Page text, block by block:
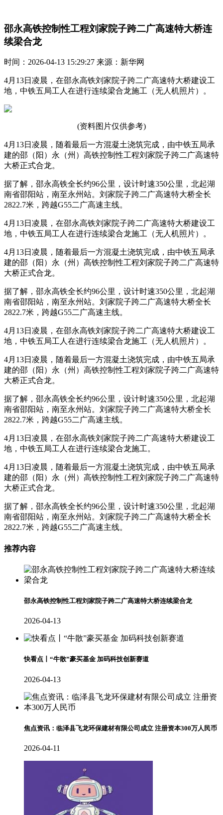
邵永高铁控制性工程刘家院子跨二广高速特大桥连
续梁合龙
时间：2026-04-13 15:29:27 来源：新华网
4月13日凌晨，在邵永高铁刘家院子跨二广高速特大桥建设工
地，中铁五局工人在进行连续梁合龙施工（无人机照片）。
(资料图片仅供参考)
4月13日凌晨，随着最后一方混凝土浇筑完成，由中铁五局承
建的邵（阳）永（州）高铁控制性工程刘家院子跨二广高速特
大桥正式合龙。
据了解，邵永高铁全长约96公里，设计时速350公里，北起湖
南省邵阳站，南至永州站。刘家院子跨二广高速特大桥全长
2822.7米，跨越G55二广高速主线。
4月13日凌晨，在邵永高铁刘家院子跨二广高速特大桥建设工
地，中铁五局工人在进行连续梁合龙施工（无人机照片）。
4月13日凌晨，随着最后一方混凝土浇筑完成，由中铁五局承
建的邵（阳）永（州）高铁控制性工程刘家院子跨二广高速特
大桥正式合龙。
据了解，邵永高铁全长约96公里，设计时速350公里，北起湖
南省邵阳站，南至永州站。刘家院子跨二广高速特大桥全长
2822.7米，跨越G55二广高速主线。
4月13日凌晨，在邵永高铁刘家院子跨二广高速特大桥建设工
地，中铁五局工人在进行连续梁合龙施工（无人机照片）。
4月13日凌晨，随着最后一方混凝土浇筑完成，由中铁五局承
建的邵（阳）永（州）高铁控制性工程刘家院子跨二广高速特
大桥正式合龙。
据了解，邵永高铁全长约96公里，设计时速350公里，北起湖
南省邵阳站，南至永州站。刘家院子跨二广高速特大桥全长
2822.7米，跨越G55二广高速主线。
4月13日凌晨，在邵永高铁刘家院子跨二广高速特大桥建设工
地，中铁五局工人在进行连续梁合龙施工。
4月13日凌晨，随着最后一方混凝土浇筑完成，由中铁五局承
建的邵（阳）永（州）高铁控制性工程刘家院子跨二广高速特
大桥正式合龙。
据了解，邵永高铁全长约96公里，设计时速350公里，北起湖
南省邵阳站，南至永州站。刘家院子跨二广高速特大桥全长
2822.7米，跨越G55二广高速主线。
推荐内容
邵永高铁控制性工程刘家院子跨二广高速特大桥连续梁合龙
2026-04-13
快看点丨“牛散”豪买基金 加码科技创新赛道
2026-04-13
焦点资讯：临泽县飞龙环保建材有限公司成立 注册资本300万人民币
2026-04-11